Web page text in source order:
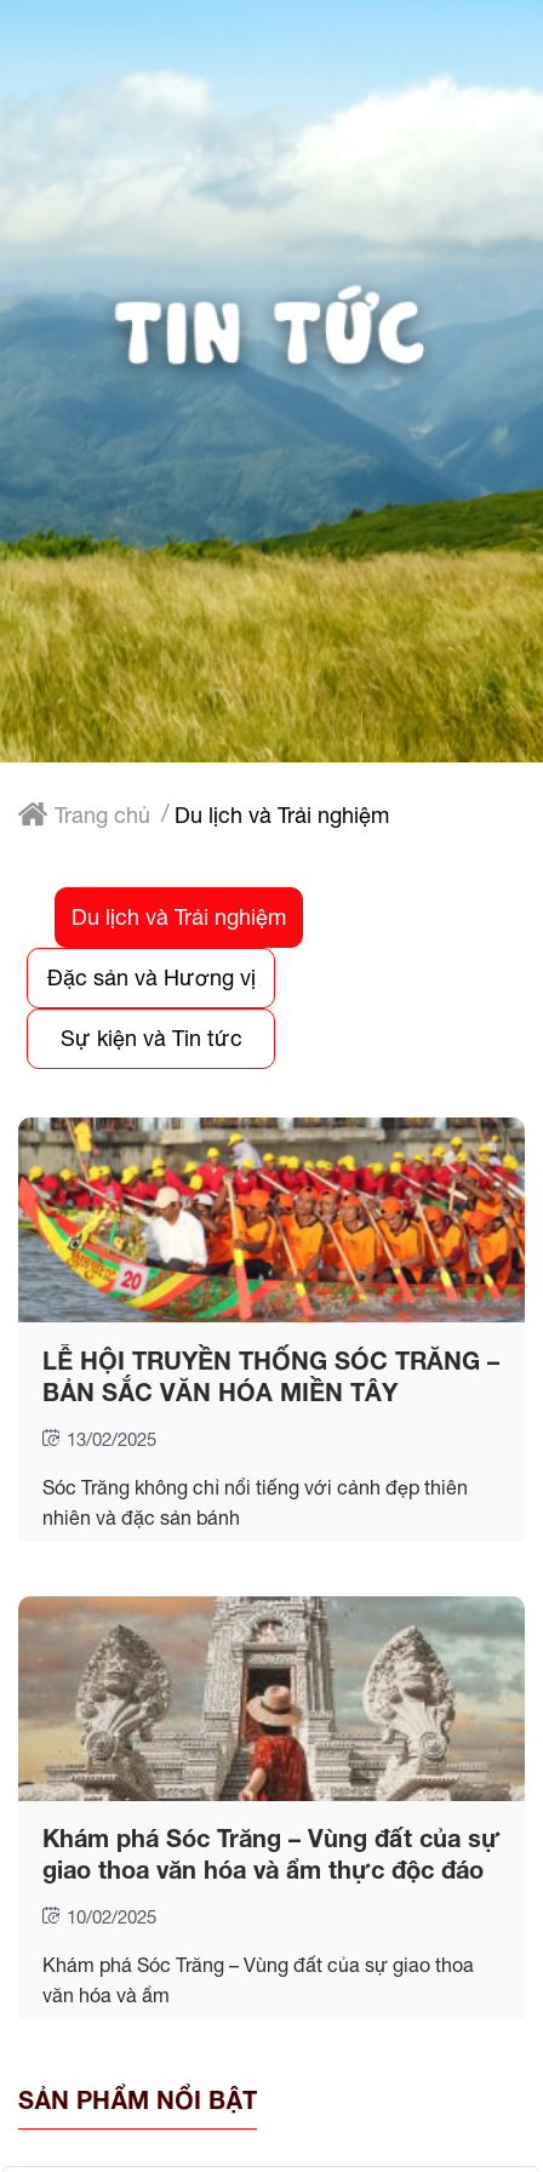
Trang chủ Du lịch và Trải nghiệm
Du lịch và Trải nghiệm
Đặc sản và Hương vị
Sự kiện và Tin tức
LỄ HỘI TRUYỀN THỐNG SÓC TRĂNG –
BẢN SẮC VĂN HÓA MIỀN TÂY
13/02/2025
Sóc Trăng không chỉ nổi tiếng với cảnh đẹp thiên
nhiên và đặc sản bánh
Khám phá Sóc Trăng – Vùng đất của sự
giao thoa văn hóa và ẩm thực độc đáo
10/02/2025
Khám phá Sóc Trăng – Vùng đất của sự giao thoa
văn hóa và ẩm
SẢN PHẨM NỔI BẬT